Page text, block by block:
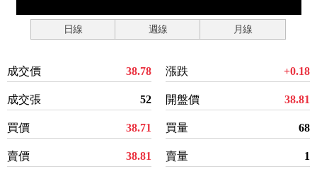
日線 週線 月線
成交價 38.78
成交張 52
買價 38.71
賣價 38.81
漲跌 +0.18
開盤價 38.81
買量 68
賣量 1